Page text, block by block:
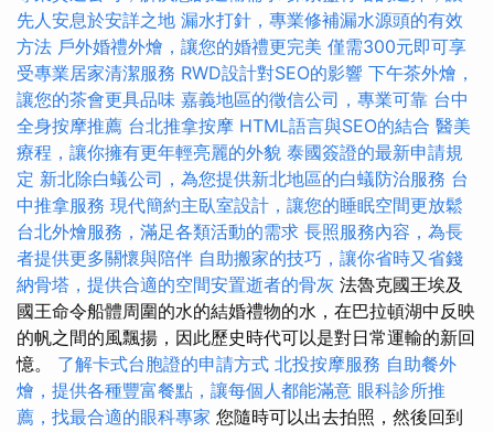
先人安息於安詳之地 漏水打針，專業修補漏水源頭的有效
方法 戶外婚禮外燴，讓您的婚禮更完美 僅需300元即可享
受專業居家清潔服務 RWD設計對SEO的影響 下午茶外燴，
讓您的茶會更具品味 嘉義地區的徵信公司，專業可靠 台中
全身按摩推薦 台北推拿按摩 HTML語言與SEO的結合 醫美
療程，讓你擁有更年輕亮麗的外貌 泰國簽證的最新申請規
定 新北除白蟻公司，為您提供新北地區的白蟻防治服務 台
中推拿服務 現代簡約主臥室設計，讓您的睡眠空間更放鬆
台北外燴服務，滿足各類活動的需求 長照服務內容，為長
者提供更多關懷與陪伴 自助搬家的技巧，讓你省時又省錢
納骨塔，提供合適的空間安置逝者的骨灰 法魯克國王埃及
國王命令船體周圍的水的結婚禮物的水，在巴拉頓湖中反映
的帆之間的風飄揚，因此歷史時代可以是對日常運輸的新回
憶。 了解卡式台胞證的申請方式 北投按摩服務 自助餐外
燴，提供各種豐富餐點，讓每個人都能滿意 眼科診所推
薦，找最合適的眼科專家 您隨時可以出去拍照，然後回到